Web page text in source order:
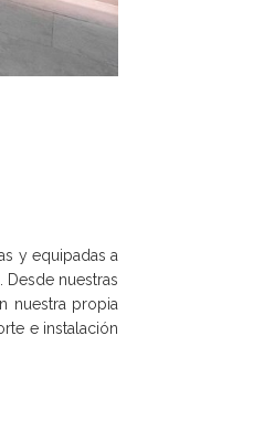
y equipadas a
nuestras
nuestra propia
e instalación